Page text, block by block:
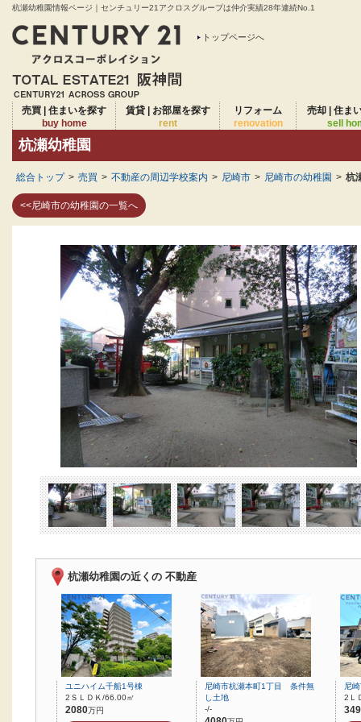
杭瀬幼稚園情報ページ｜センチュリー21アクロスグループは仲介実績28年連続No.1
トップページへ
売買 | 住まいを探す
buy home
賃貸 | お部屋を探す
rent
リフォーム
renovation
売却 | 住ま
sell
杭瀬幼稚園
総合トップ > 売買 > 不動産の周辺学校案内 > 尼崎市 > 尼崎市の幼稚園 > 杭
<<尼崎市の幼稚園の一覧へ
杭瀬幼稚園の近くの 不動産
ユニハイム千船1号棟
2ＳＬＤＫ/66.00㎡
2080万円
尼崎市杭瀬本町1丁目 条件無
し土地
-/-
尼
2Ｌ